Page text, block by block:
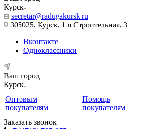
Курск
secretar@radugakursk.ru
305025, Курск, 1-я Строительная, 3
Вконтакте
Одноклассники
Ваш город
Курск
Оптовым
покупателям
Помощь
покупателям
Заказать звонок